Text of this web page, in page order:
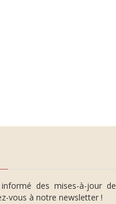
des mises-à-jour
vous à notre newsletter !